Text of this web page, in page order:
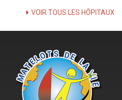
VOIR TOUS LES HÔPITAUX